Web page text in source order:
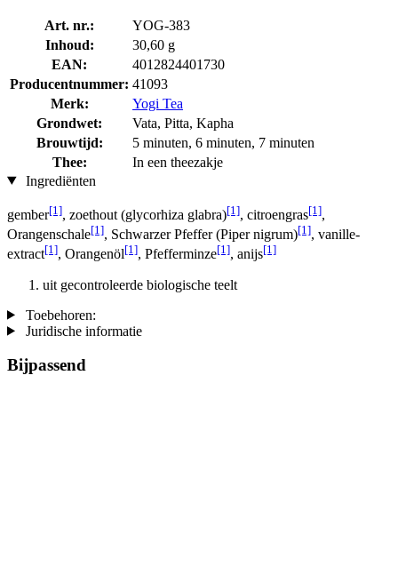
Art. nr.:
YOG-383
Inhoud:
30,60 g
EAN:
4012824401730
Producentnummer: 41093
Merk:
Yogi Tea
Grondwet:
Vata, Pitta, Kapha
Brouwtijd:
5 minuten, 6 minuten, 7 minuten
Thee:
In een theezakje
Ingrediënten
gember[1], zoethout (glycorhiza glabra)[1], citroengras[1],
Orangenschale[1], Schwarzer Pfeffer (Piper nigrum)[1], vanille-
extract[1], Orangenöl[1], Pfefferminze[1], anijs[1]
uit gecontroleerde biologische teelt
Toebehoren:
Juridische informatie
Bijpassend